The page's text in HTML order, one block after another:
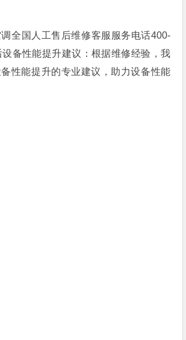
全国人工售后维修客服服务电话400-
备性能提升建议：根据维修经验，我
性能提升的专业建议，助力设备性能